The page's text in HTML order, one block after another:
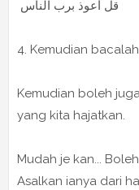
4. Kemudian
Kemudian boleh
yang kita hajatkan.
Mudah je kan...
Asalkan ianya dari